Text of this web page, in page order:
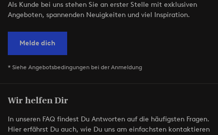
Als Kunde bei uns stehen Sie an erster Stelle mit exklusiven
Angeboten, spannenden Neuigkeiten und viel Inspiration.
Melde dich
* Siehe Angebotsbedingungen bei der Anmeldung
Wir helfen Dir
In unseren FAQ findest Du Antworten auf die häufigsten Fragen.
Hier erfährst Du auch, wie Du uns am einfachsten kontaktieren